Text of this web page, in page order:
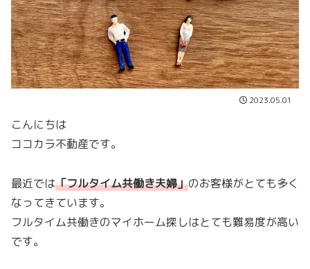
2023.05.01
こんにちは
ココカラ不動産です。
最近では「フルタイム共働き夫婦」のお客様がとても多く
なってきています。
フルタイム共働きのマイホーム探しはとても難易度が高い
です。